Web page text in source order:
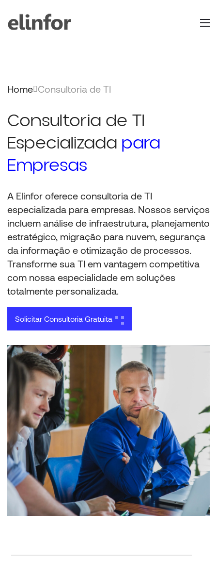
Home Consultoria de TI
Consultoria de TI
Especializada para
Empresas
A Elinfor oferece consultoria de TI
especializada para empresas. Nossos serviços
incluem análise de infraestrutura, planejamento
estratégico, migração para nuvem, segurança
da informação e otimização de processos.
Transforme sua TI em vantagem competitiva
com nossa especialidade em soluções
totalmente personalizada.
Solicitar Consultoria Gratuita